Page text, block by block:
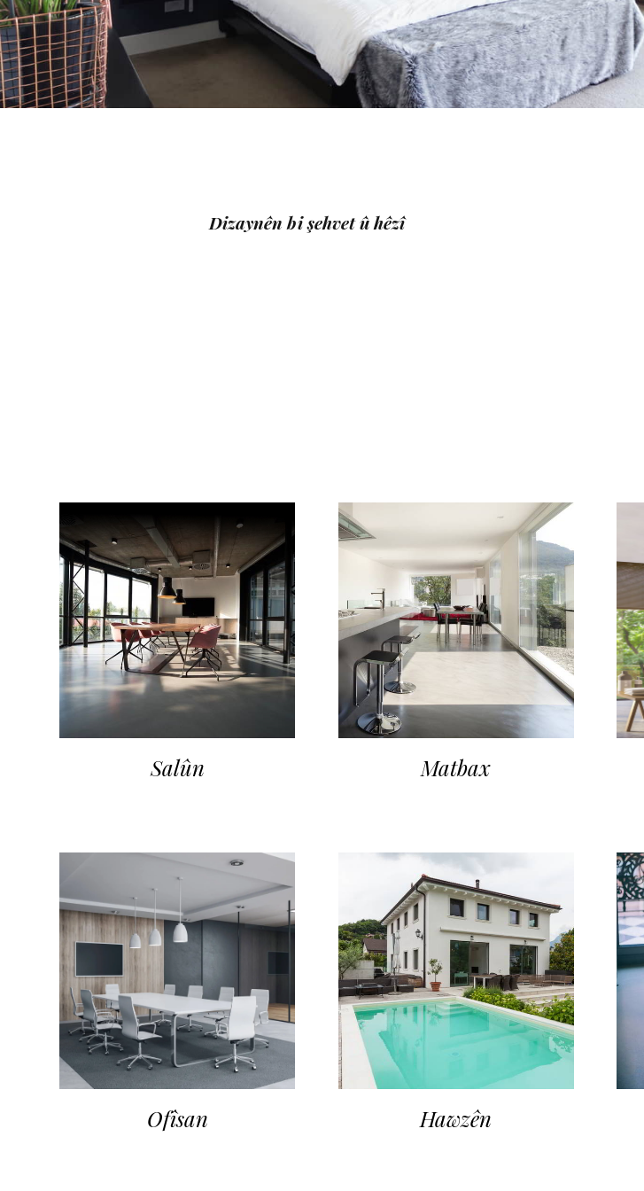
Dizaynên bi şehvet û hêzî
Salûn Matbax
Ofîsan Hawzên